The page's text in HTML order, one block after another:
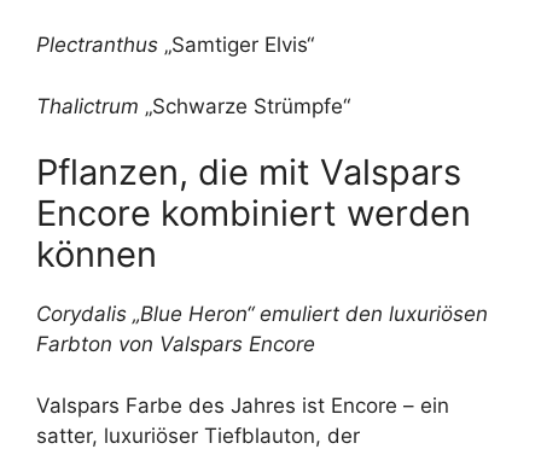
Plectranthus „Samtiger Elvis“
Thalictrum „Schwarze Strümpfe“
Pflanzen, die mit Valspars
Encore kombiniert werden
können
Corydalis „Blue Heron“ emuliert den luxuriösen
Farbton von Valspars Encore
Valspars Farbe des Jahres ist Encore – ein
satter, luxuriöser Tiefblauton, der